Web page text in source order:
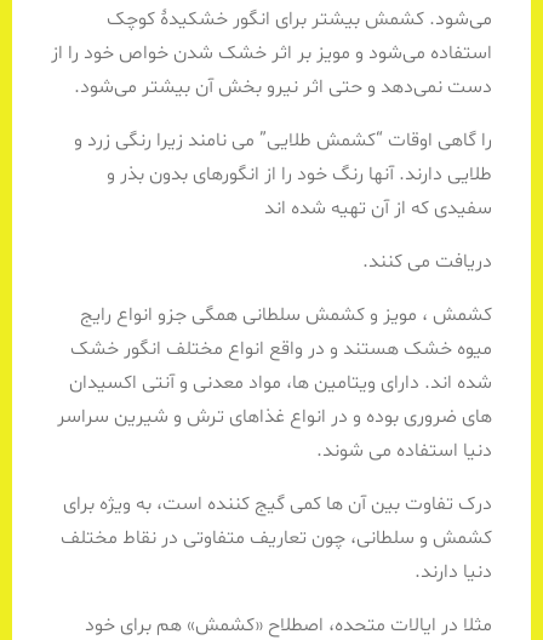
می‌شود. کشمش بیشتر برای انگور خشکیدهٔ کوچک
استفاده می‌شود و مویز بر اثر خشک شدن خواص خود را از
دست نمی‌دهد و حتی اثر نیرو بخش آن بیشتر می‌شود.
را گاهی اوقات “کشمش طلایی” می نامند زیرا رنگی زرد و
طلایی دارند. آنها رنگ خود را از انگورهای بدون بذر و
سفیدی که از آن تهیه شده اند
دریافت می کنند.
کشمش ، مویز و کشمش سلطانی همگی جزو انواع رایج
میوه خشک هستند و در واقع انواع مختلف انگور خشک
شده اند. دارای ویتامین ها، مواد معدنی و آنتی اکسیدان
های ضروری بوده و در انواع غذاهای ترش و شیرین سراسر
دنیا استفاده می شوند.
درک تفاوت بین آن ها کمی گیج کننده است، به ویژه برای
کشمش و سلطانی، چون تعاریف متفاوتی در نقاط مختلف
دنیا دارند.
مثلا در ایالات متحده، اصطلاح «کشمش» هم برای خود